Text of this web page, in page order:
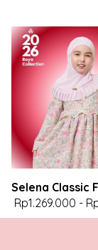
Selena Classic
Rp1.269.000 -